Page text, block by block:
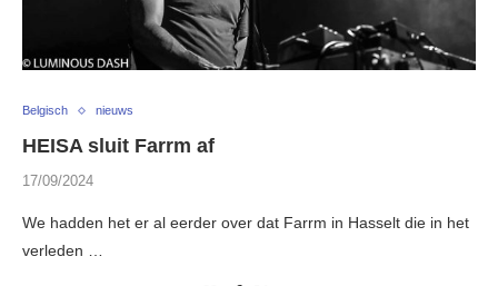
Belgisch nieuws
HEISA sluit Farrm af
17/09/2024
We hadden het er al eerder over dat Farrm in Hasselt die in het
verleden …